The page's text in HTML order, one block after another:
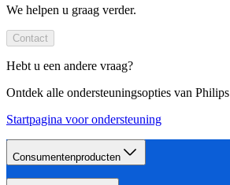
We helpen u graag verder.
Contact
Hebt u een andere vraag?
Ontdek alle ondersteuningsopties van Philips
Startpagina voor ondersteuning
Consumentenproducten